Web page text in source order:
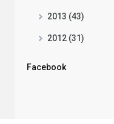
2013 (43)
2012 (31)
Facebook